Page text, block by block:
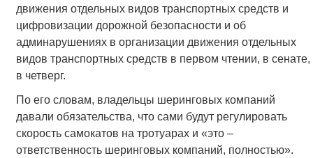
движения отдельных видов транспортных средств и
цифровизации дорожной безопасности и об
админарушениях в организации движения отдельных
видов транспортных средств в первом чтении, в сенате,
в четверг.
По его словам, владельцы шеринговых компаний
давали обязательства, что сами будут регулировать
скорость самокатов на тротуарах и «это –
ответственность шеринговых компаний, полностью».